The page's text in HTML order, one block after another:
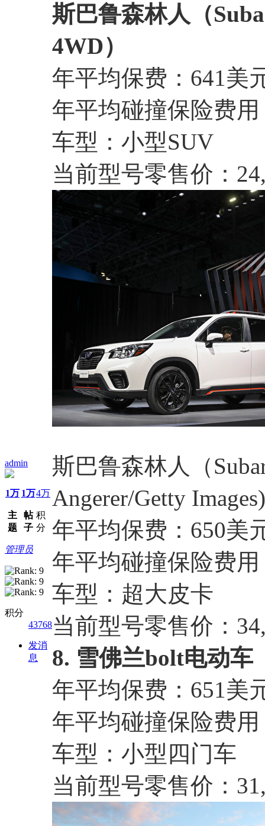
admin
1万
主
题
1万
帖
子
4万
积
分
管理员
积分
43768
发消
息
斯巴鲁森林人（
4WD）
年平均保费：641美
年平均碰撞保险费用
车型：小型SUV
当前型号零售价：
斯巴鲁森林人（
Angerer/Getty Images)
年平均保费：650美
年平均碰撞保险费用
车型：超大皮卡
当前型号零售价：
8. 雪佛兰bolt电动车
年平均保费：651美
年平均碰撞保险费用
车型：小型四门车
当前型号零售价：